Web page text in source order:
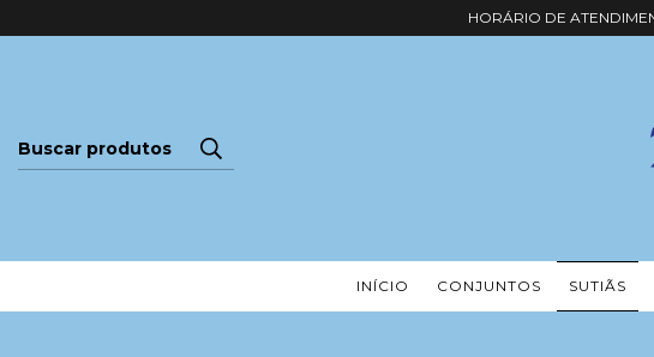
HORÁRIO DE
INÍCIO CONJUNTOS SUTIÃS